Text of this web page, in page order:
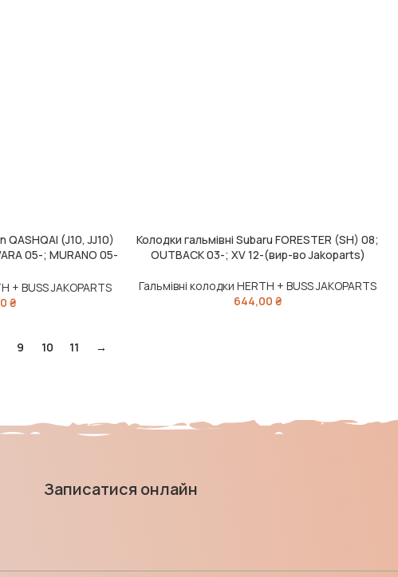
QASHQAI (J10, JJ10)
05-; MURANO 05-
+ BUSS JAKOPARTS
₴
ДОДАТИ В КОШИК
Колодки гальмівні Subaru FORESTER (SH) 08;
OUTBACK 03-; XV 12-(вир-во Jakoparts)
Гальмівні колодки HERTH + BUSS JAKOPARTS
644,00 ₴
9 10 11 →
Записатися онлайн